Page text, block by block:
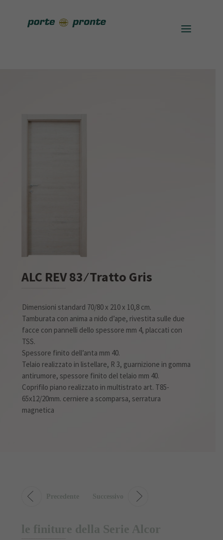
ALC REV 83 ⁄ Tratto Gris
Dimensioni standard 70/80 x 210 x 10,8 cm.
Tamburata con anima a nido d’ape, rivestita sulle due
facce con pannelli dello spessore mm 4, placcati con
TSS.
Spessore finito dell’anta mm 40.
Telaio realizzato in listellare, R 3, guarnizione in gomma
antirumore, spessore finito del telaio mm 40.
Coprifilo piano realizzato in multistrato art. T85-
65x12/20mm. cerniere a scomparsa, serratura
magnetica
Successivo
Precedente
le finiture della Serie Alcor